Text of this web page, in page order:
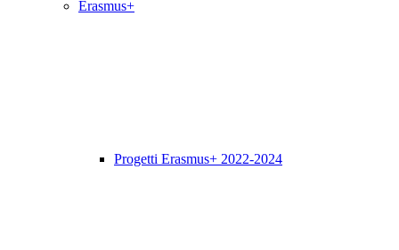
Erasmus+
Progetti Erasmus+ 2022-2024